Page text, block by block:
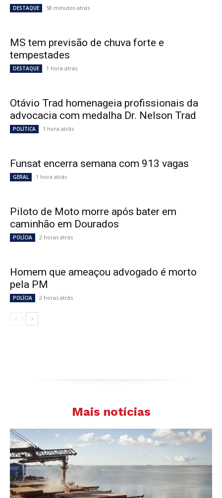
DESTAQUE 58 minutos atrás
MS tem previsão de chuva forte e
tempestades
DESTAQUE 1 hora atrás
Otávio Trad homenageia profissionais da
advocacia com medalha Dr. Nelson Trad
POLÍTICA 1 hora atrás
Funsat encerra semana com 913 vagas
GERAL 1 hora atrás
Piloto de Moto morre após bater em
caminhão em Dourados
POLÍCIA 2 horas atrás
Homem que ameaçou advogado é morto
pela PM
POLÍCIA 2 horas atrás
Mais notícias